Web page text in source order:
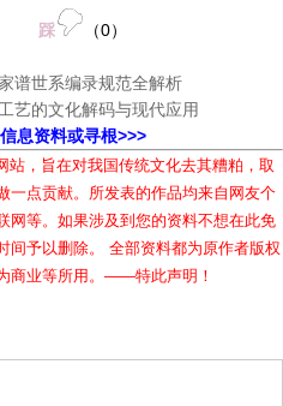
踩 （0）
谱世系编录规范全解析
艺的文化解码与现代应用
息资料或寻根>>>
，旨在对我国传统文化去其糟粕，取
一点贡献。所发表的作品均来自网友个
网等。如果涉及到您的资料不想在此免
间予以删除。 全部资料都为原作者版权
商业等所用。——特此声明！